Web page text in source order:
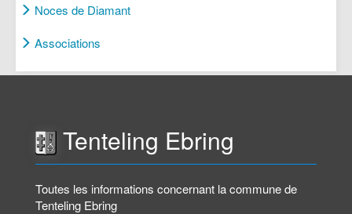
Noces de Diamant
Associations
Tenteling Ebring
Toutes les informations concernant la commune de
Tenteling Ebring